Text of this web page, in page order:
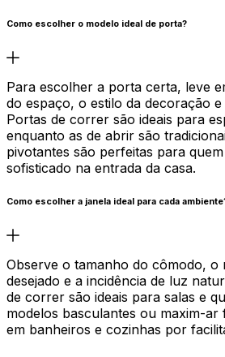
Como escolher o modelo ideal de porta?
Para escolher a porta certa, leve
do espaço, o estilo da decoração
Portas de correr são ideais para
enquanto as de abrir são
pivotantes são perfeitas para
sofisticado na entrada da casa.
Como escolher a janela ideal para cada
Observe o tamanho do cômodo, o
desejado e a incidência de luz
de correr são ideais para salas e
modelos basculantes ou maxim-
em banheiros e cozinhas por